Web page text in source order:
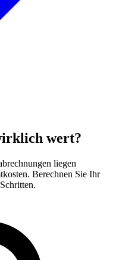
wert?
liegen
Berechnen Sie Ihr